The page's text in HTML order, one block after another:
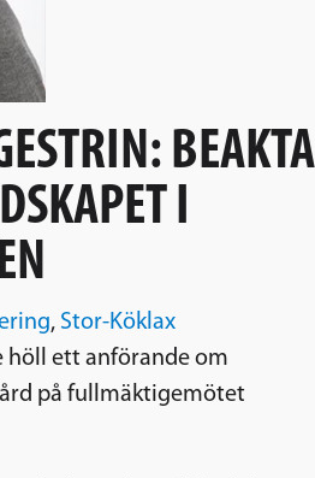
BEAKTA
I
, Stor-Köklax
höll ett anförande om
på fullmäktigemötet